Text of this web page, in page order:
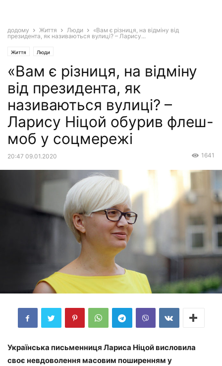
додому Життя Люди
«Вам є різниця, на відміну від
президента, як називаються вулиці? – Ларису...
Життя Люди
«Вам є різниця, на відміну
від президента, як
називаються вулиці? –
Ларису Ніцой обурив флеш-
моб у соцмережі
20:47 09.01.2020 1641
Українська письменниця Лариса Ніцой висловила
своє невдоволення масовим поширенням у